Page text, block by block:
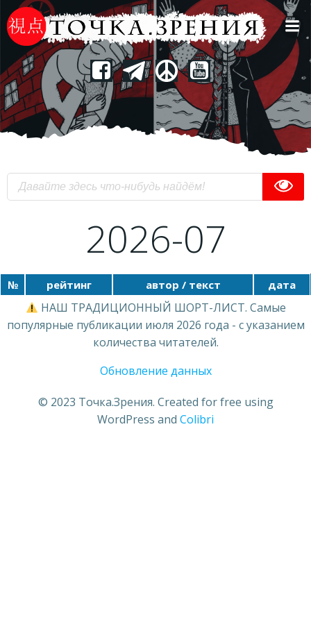
Перейти
к
содержимому
2026-07
№ рейтинг автор / текст дата
НАШ ТРАДИЦИОННЫЙ ШОРТ-ЛИСТ. Самые
популярные публикации июля 2026 года - с указанием
количества читателей.
Обновление данных
© 2023 Точка.Зрения. Created for free using
WordPress and Colibri